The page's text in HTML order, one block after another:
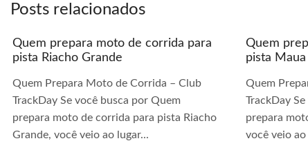
Posts relacionados
Quem prepara moto de corrida para
pista Riacho Grande
Quem Prepara Moto de Corrida – Club
TrackDay Se você busca por Quem
prepara moto de corrida para pista Riacho
Grande, você veio ao lugar...
Quem
pista Maua
Quem
TrackDay
prepara
você veio